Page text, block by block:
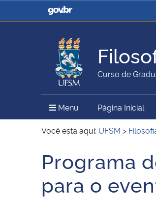
Casa Civil
Ministério da Agricultura,
Pecuária e Abastecimento
Ministério do Meio Ambiente
Secretaria de Governo
Curso de
Menu Menu Principal do
Página Inicial
Você está aqui: UFSM >
Início do conteúdo
Programa
para o